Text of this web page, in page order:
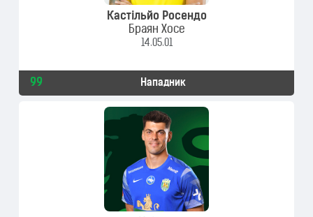
Кастільйо Росендо
Браян Хосе
14.05.01
99 Нападник